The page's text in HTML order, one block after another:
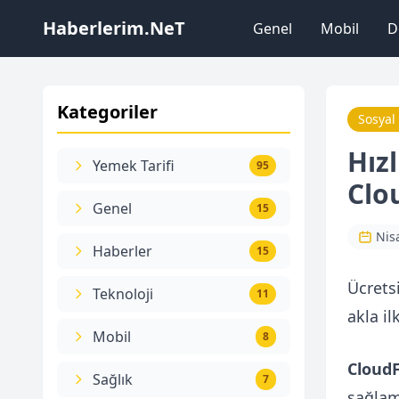
Haberlerim.NeT Genel Mobil
Kategoriler
Yemek Tarifi 95
Genel 15
Haberler 15
Teknoloji 11
Mobil 8
Sağlık 7
akla